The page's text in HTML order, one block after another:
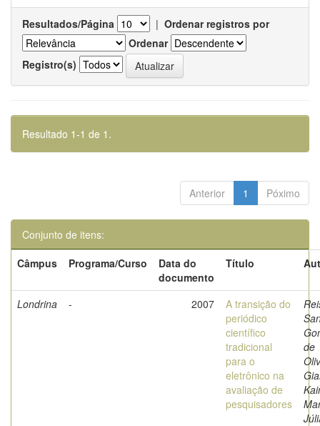
Resultados/Página | Ordenar registros por
Ordenar
Registro(s)
Resultado 1-1 de 1.
Anterior 1 Póximo
Conjunto de itens:
Câmpus
Programa/Curso
Data do
documento
Título
Londrina - 2007
A transição do
periódico
científico
tradicional
para o
eletrônico na
avaliação de
pesquisadores
de